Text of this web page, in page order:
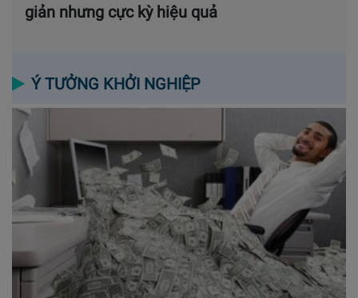
giản nhưng cực kỳ hiệu quả
Ý TƯỞNG KHỞI NGHIỆP